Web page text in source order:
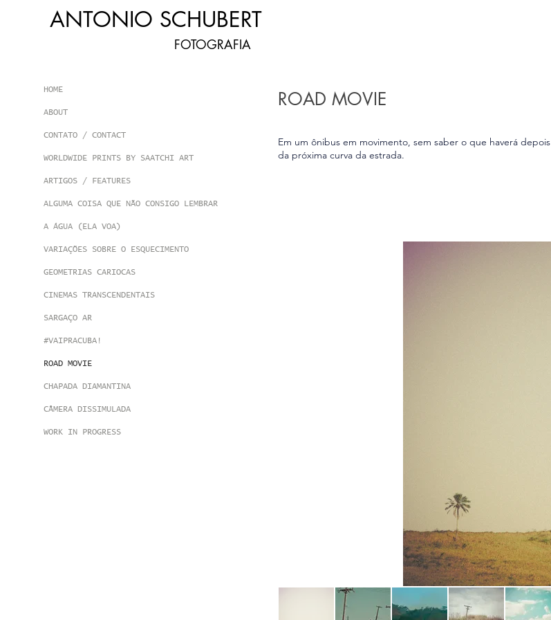
​ANTONIO SCHUBERT​
FOTOGRAFIA
ROAD MOVIE
Em um ônibus em movimento, sem saber o que haverá depois
da próxima curva da estrada.
HOME
ABOUT
CONTATO / CONTACT
WORLDWIDE PRINTS BY SAATCHI ART
ARTIGOS / FEATURES
ALGUMA COISA QUE NÃO CONSIGO LEMBRAR
A ÁGUA (ELA VOA)
VARIAÇÕES SOBRE O ESQUECIMENTO
GEOMETRIAS CARIOCAS
CINEMAS TRANSCENDENTAIS
SARGAÇO AR
#VAIPRACUBA!
ROAD MOVIE
CHAPADA DIAMANTINA
CÂMERA DISSIMULADA
WORK IN PROGRESS